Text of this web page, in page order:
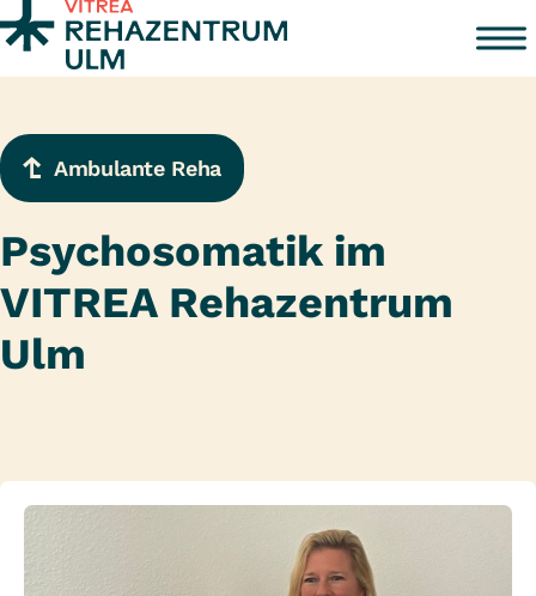
Zum Inhalt springen
Ambulante Reha
Psychosomatik im
VITREA Rehazentrum
Ulm